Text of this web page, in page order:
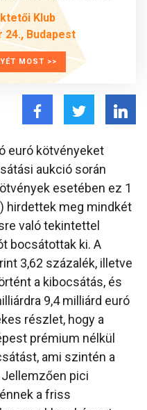
Klub
24., Budapest
MOST >>
euró kötvényeket
aukció során
esetében ez 1
hirdettek meg mindkét
való tekintettel
bocsátottak ki. A
3,62 százalék, illetve
a kibocsátás, és
9,4 milliárd euró
részlet, hogy a
prémium nélkül
ami szintén a
pici
a friss